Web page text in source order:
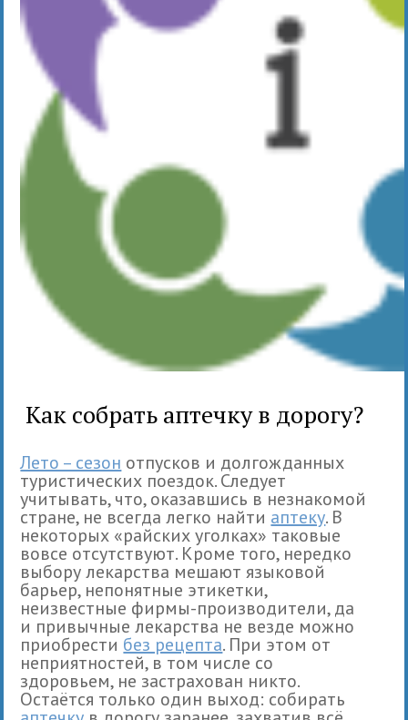
Как собрать аптечку в дорогу?
Лето – сезон отпусков и долгожданных
туристических поездок. Следует
учитывать, что, оказавшись в незнакомой
стране, не всегда легко найти аптеку. В
некоторых «райских уголках» таковые
вовсе отсутствуют. Кроме того, нередко
выбору лекарства мешают языковой
барьер, непонятные этикетки,
неизвестные фирмы-производители, да
и привычные лекарства не везде можно
приобрести без рецепта. При этом от
неприятностей, в том числе со
здоровьем, не застрахован никто.
Остаётся только один выход: собирать